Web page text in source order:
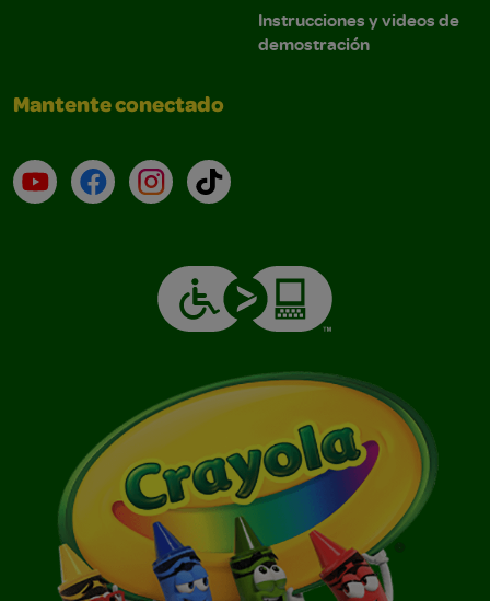
Instrucciones y videos de
demostración
Mantente conectado
YouTube (en inglés)
Facebook (en inglés)
Instagram (en inglés)
TikTok